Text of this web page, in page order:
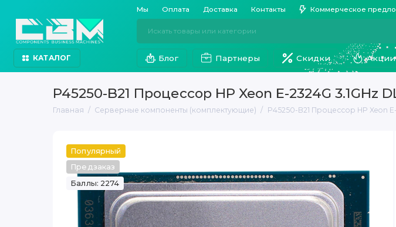
Мы Оплата Доставка Контакты Коммерческое
КАТАЛОГ Блог Партнеры Скидки Акции
P45250-B21 Процессор HP Xeon E-2324G 3.1GHz
Главная Серверные компоненты (комплектующие) P45250-B21 Процессор HP Xeon
Популярный
Предзаказ
Баллы: 2274